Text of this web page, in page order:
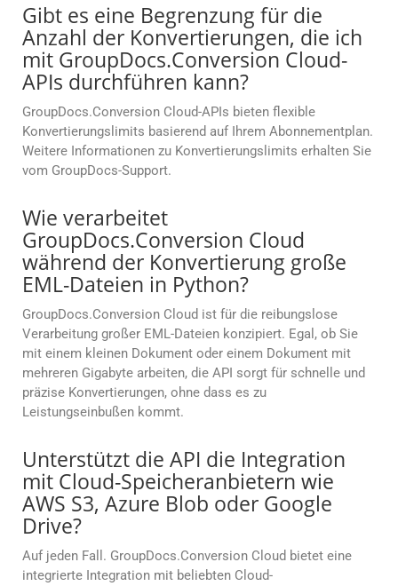
Gibt es eine Begrenzung für die
Anzahl der Konvertierungen, die ich
mit GroupDocs.Conversion Cloud-
APIs durchführen kann?
GroupDocs.Conversion Cloud-APIs bieten flexible
Konvertierungslimits basierend auf Ihrem Abonnementplan.
Weitere Informationen zu Konvertierungslimits erhalten Sie
vom GroupDocs-Support.
Wie verarbeitet
GroupDocs.Conversion Cloud
während der Konvertierung große
EML-Dateien in Python?
GroupDocs.Conversion Cloud ist für die reibungslose
Verarbeitung großer EML-Dateien konzipiert. Egal, ob Sie
mit einem kleinen Dokument oder einem Dokument mit
mehreren Gigabyte arbeiten, die API sorgt für schnelle und
präzise Konvertierungen, ohne dass es zu
Leistungseinbußen kommt.
Unterstützt die API die Integration
mit Cloud-Speicheranbietern wie
AWS S3, Azure Blob oder Google
Drive?
Auf jeden Fall. GroupDocs.Conversion Cloud bietet eine
integrierte Integration mit beliebten Cloud-